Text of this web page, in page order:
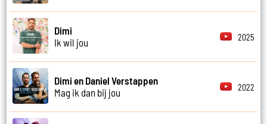
Dimi
Ik wil jou
2025
Dimi en Daniel Verstappen
Mag ik dan bij jou
2022